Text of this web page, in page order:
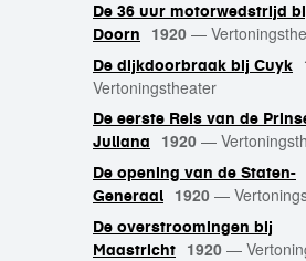
De 36 uur motorwedstrijd
Doorn
1920 —
De dijkdoorbraak bij Cuyk
Vertoningstheater
De eerste Reis van de
Juliana
1920 —
De opening van de Staten-
Generaal
1920 —
De overstroomingen bij
Maastricht
1920 —